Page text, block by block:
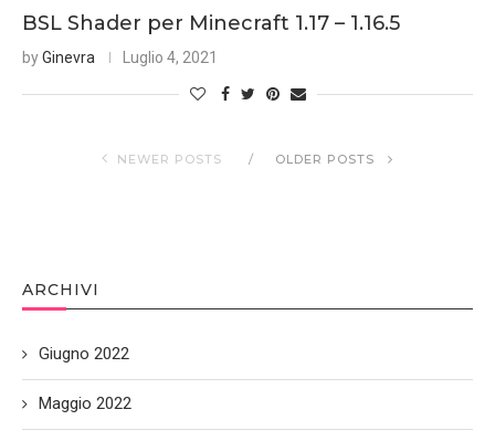
BSL Shader per Minecraft 1.17 – 1.16.5
byGinevra Luglio 4, 2021
NEWER POSTS OLDER POSTS
ARCHIVI
Giugno 2022
Maggio 2022